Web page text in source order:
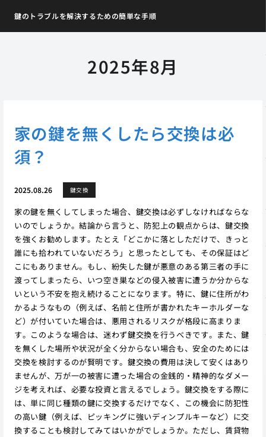
鍵のトラブルを解決するための簡単な手順
2025年8月
家の鍵を無くしたら交換は必
須？
2025.08.26 鍵交換
家の鍵を無くしてしまった場合、鍵交換は必ずしなければならな
いのでしょうか。結論から言うと、防犯上の観点からは、鍵交換
を強くお勧めします。たとえ「どこかに落としただけで、きっと
誰にも拾われていないだろう」と思ったとしても、その保証はど
こにもありません。もし、紛失した鍵が悪意のある第三者の手に
渡ってしまったら、いつ空き巣などの侵入被害に遭うか分からな
いという不安を抱え続けることになります。特に、鍵に住所がわ
かるようなもの（例えば、名前と住所が書かれたキーホルダーな
ど）が付いていた場合は、悪用されるリスクが格段に高まりま
す。このような場合は、迷わず鍵交換を行うべきです。また、鍵
を無くした場所や状況が全く分からない場合も、安全のためには
交換を検討するのが賢明です。鍵交換の費用は決して安くはあり
ませんが、万が一の被害に遭った場合の金銭的・精神的なダメー
ジを考えれば、必要な投資と言えるでしょう。鍵交換をする際に
は、単に同じ種類の鍵に交換するだけでなく、この機会に防犯性
の高い鍵（例えば、ピッキングに強いディンプルキーなど）に交
換することも検討してみてはいかがでしょうか。ただし、賃貸物